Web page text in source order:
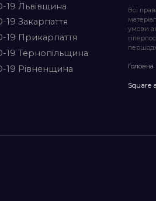
19 Львівщина
19 Закарпаття
19 Прикарпаття
19 Тернопільщина
19 Рівненщина
Всі
умови
Головна
Square